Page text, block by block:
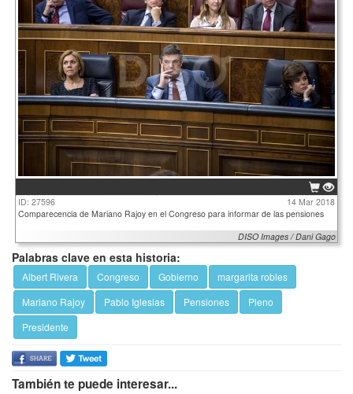
ID: 27596
14 Mar 2018
Comparecencia de Mariano Rajoy en el Congreso para informar de las pensiones
DISO Images / Dani Gago
Palabras clave en esta historia:
Albert Rivera Congreso Gobierno
margarita robles
Mariano Rajoy
Pablo Iglesias Pensiones
Pleno
Presidente
También te puede interesar...